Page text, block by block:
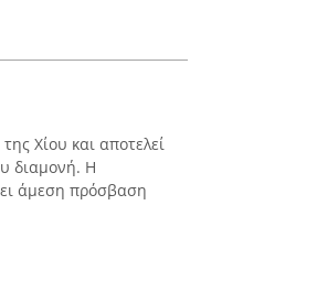
Χίου και αποτελεί
διαμονή. Η
άμεση πρόσβαση